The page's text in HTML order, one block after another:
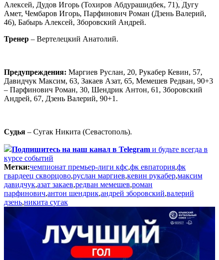
Алексей, Дудов Игорь (Тохиров Абдурашидбек, 71), Дугу
Амет, Чембаров Игорь, Парфинович Роман (Дзень Валерий,
46), Бабырь Алексей, Зборовский Андрей.
Тренер – Вертелецкий Анатолий.
Предупреждения: Маргиев Руслан, 20, Рукабер Кевин, 57,
Давидчук Максим, 63, Закаев Азат, 65, Мемешев Редван, 90+3
– Парфинович Роман, 30, Шендрик Антон, 61, Зборовский
Андрей, 67, Дзень Валерий, 90+1.
Судья – Сугак Никита (Севастополь).
Подпишитесь на наш канал в Telegram и будьте всегда в
курсе событий
Метки:чемпионат премьер-лиги кфс,фк евпатория,фк
гвардеец скворцово,руслан маргиев,кевин рукабер,максим
давидчук,азат закаев,редван мемешев,роман
парфинович,антон шендрик,андрей зборовский,валерий
дзень,никита сугак